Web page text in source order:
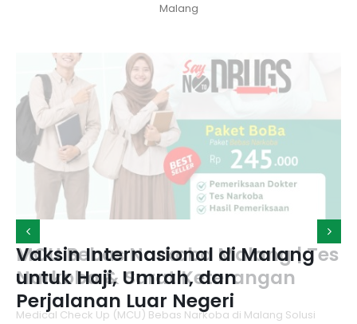
Malang
MCU Bebas Narkoba Malang | Tes
Narkoba & Surat Keterangan
Medical Check Up (MCU) Bebas Narkoba di Malang Solusi
Vaksin Internasional di Malang
untuk Haji, Umrah, dan
Perjalanan Luar Negeri